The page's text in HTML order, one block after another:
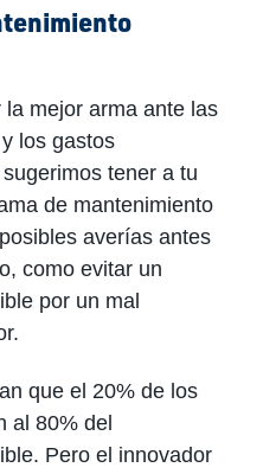
mejor arma ante las
los gastos
tener a tu
de mantenimiento
averías antes
como evitar un
por un mal
que el 20% de los
al 80% del
Pero el innovador